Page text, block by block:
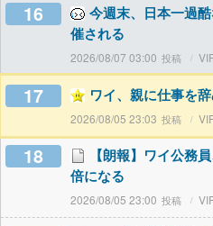
16
今週末、日本一過
催される
2026/08/07 03:00
17 ワイ、親に仕事を
2026/08/05 23:03
18
【朗報】ワイ公務
倍になる
2026/08/05 23:00